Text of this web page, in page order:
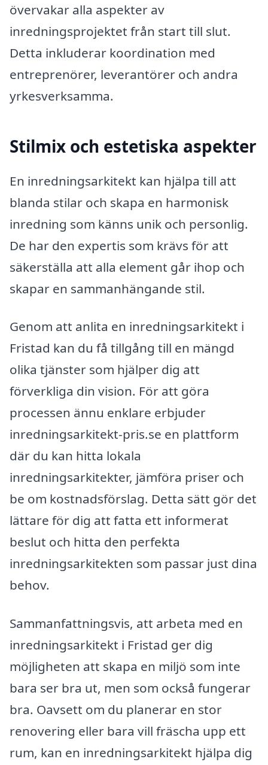
övervakar alla aspekter av
inredningsprojektet från start till slut.
Detta inkluderar koordination med
entreprenörer, leverantörer och andra
yrkesverksamma.
Stilmix och estetiska aspekter
En inredningsarkitekt kan hjälpa till att
blanda stilar och skapa en harmonisk
inredning som känns unik och personlig.
De har den expertis som krävs för att
säkerställa att alla element går ihop och
skapar en sammanhängande stil.
Genom att anlita en inredningsarkitekt i
Fristad kan du få tillgång till en mängd
olika tjänster som hjälper dig att
förverkliga din vision. För att göra
processen ännu enklare erbjuder
inredningsarkitekt-pris.se en plattform
där du kan hitta lokala
inredningsarkitekter, jämföra priser och
be om kostnadsförslag. Detta sätt gör det
lättare för dig att fatta ett informerat
beslut och hitta den perfekta
inredningsarkitekten som passar just dina
behov.
Sammanfattningsvis, att arbeta med en
inredningsarkitekt i Fristad ger dig
möjligheten att skapa en miljö som inte
bara ser bra ut, men som också fungerar
bra. Oavsett om du planerar en stor
renovering eller bara vill fräscha upp ett
rum, kan en inredningsarkitekt hjälpa dig